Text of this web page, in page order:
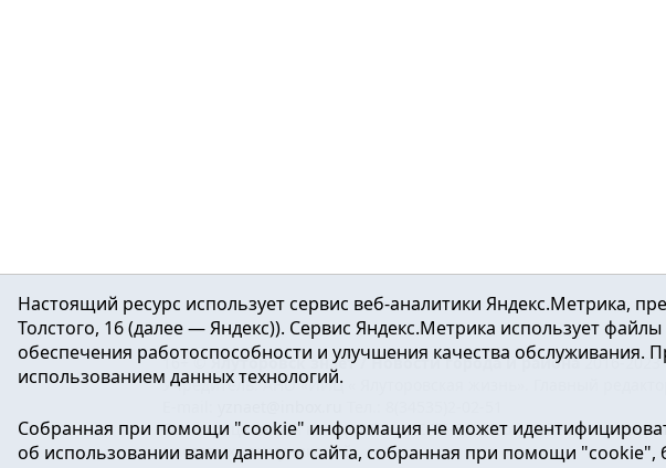
16+ ©Ялуторовск знает / Новости города и района2016-2023
Учредитель: АНО «ИИЦ « Ялуторовская жизнь». Главный
Регистрационный номер ЭЛ № ФС 77-64937 от 24.02.2016г.
массовых коммуникаций.
Настоящий ресурс использует сервис веб-аналитики Яндекс.Метрика,
Толстого, 16 (далее — Яндекс)). Сервис Яндекс.Метрика использует
обеспечения работоспособности и улучшения качества обслуживания.
использованием данных технологий.
Собранная при помощи "cookie" информация не может
об использовании вами данного сайта, собранная при помощи "cookie",